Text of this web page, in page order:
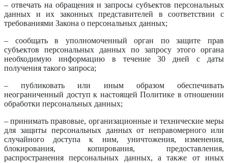
– отвечать на обращения и запросы субъектов персональных
данных и их законных представителей в соответствии с
требованиями Закона о персональных данных;
– сообщать в уполномоченный орган по защите прав
субъектов персональных данных по запросу этого органа
необходимую информацию в течение 30 дней с даты
получения такого запроса;
– публиковать или иным образом обеспечивать
неограниченный доступ к настоящей Политике в отношении
обработки персональных данных;
– принимать правовые, организационные и технические меры
для защиты персональных данных от неправомерного или
случайного доступа к ним, уничтожения, изменения,
блокирования, копирования, предоставления,
распространения персональных данных, а также от иных